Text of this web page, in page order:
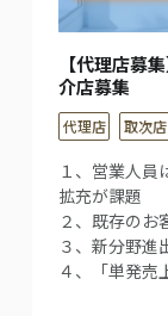
【代理店募
介店募集
代理店 取次店
１、営業人員
拡充が課題
２、既存のお
３、新分野進
４、「単発